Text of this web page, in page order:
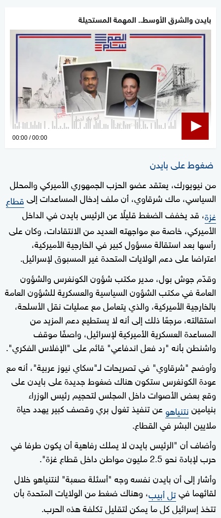
بايدن والشرق الأوسط.. المهمة المستحيلة
0
seconds
00:00 00:00
ضغوط على بايدن
من نيويورك، يعتقد عضو الحزب الجمهوري الأميركي والمحلل
السياسي، ماك شرقاوي، أن ملف إدخال المساعدات إلىقطاع
غزة، قد يخفف الضغط قليلًا عن الرئيس بايدن في الداخل
الأميركي، خاصة مع مواجهته العديد من الانتقادات، وكان على
رأسها بعد استقالة مسؤول كبير في الخارجية الأميركية،
اعتراضا على دعم الولايات المتحدة غير المسبوق لإسرائيل.
وقدّم جوش بول، مدير مكتب شؤون الكونغرس والشؤون
العامة في مكتب الشؤون السياسية والعسكرية للشؤون العامة
بالخارجية الأميركية، والذي يتعامل مع عمليات نقل الأسلحة،
استقالته، مرجعًا ذلك إلى أنه لا يستطيع دعم المزيد من
المساعدة العسكرية الأميركية لإسرائيل، واصفًا موقف
واشنطن بأنه "رد فعل اندفاعي" قائم على "الإفلاس الفكري".
وأوضح "شرقاوي" في تصريحات لـ"سكاي نيوز عربية"، أنه مع
عودة الكونغرس ستكون هناك ضغوط جديدة على بايدن على
وقع بعض الأصوات داخل المجلس لتحجيم رئيس الوزراء
بنياميننتنياهو عن تنفيذ تغول بري وقصف كبير يهدد حياة
ملايين البشر في القطاع.
وأضاف أن "الرئيس بايدن لا يملك رفاهية أن يكون طرفا في
حرب لإبادة نحو 2.5 مليون مواطن داخل قطاع غزة".
وأشار إلى أن بايدن نفسه وجه "أسئلة صعبة" لنتنياهو خلال
لقائهما فيتل أبيب، وهناك ضغط من الولايات المتحدة بأن
تتخذ إسرائيل كل ما يمكن لتقليل تكلفة هذه الحرب.